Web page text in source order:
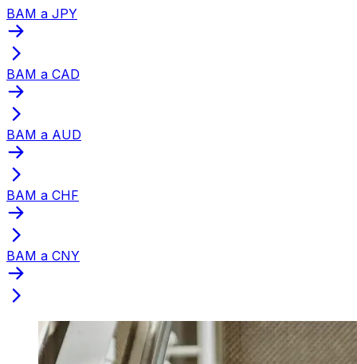
BAM a JPY
BAM a CAD
BAM a AUD
BAM a CHF
BAM a CNY